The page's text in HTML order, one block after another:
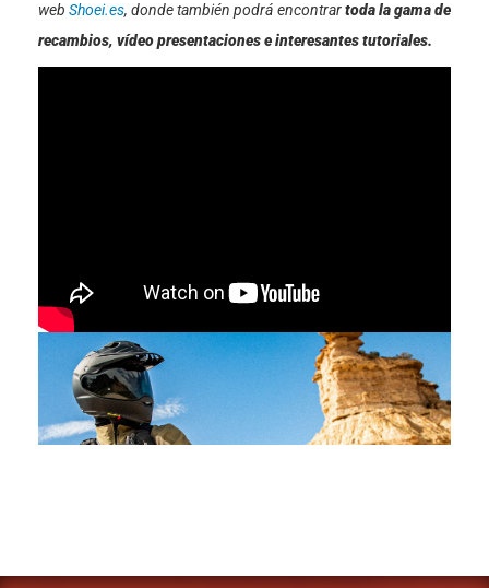
webShoei.es, donde también podrá encontrartoda la gama de
recambios, vídeo presentaciones e interesantes tutoriales.